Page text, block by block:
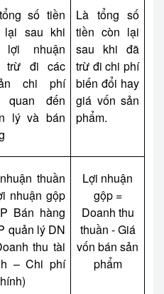
số tiền
lại sau khi
lợi nhuận
trừ đi các
chi phí
quan đến
lý và bán
Là tổng số
tiền còn lại
sau khi đã
trừ đi chi phí
biến đổi hay
giá vốn sản
phẩm.
thuần
nhuận gộp
Bán hàng
quản lý DN
thu tài
– Chi phí
Lợi nhuận
gộp =
Doanh thu
thuần - Giá
vốn bán sản
phẩm